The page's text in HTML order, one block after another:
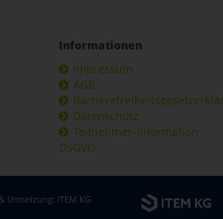
Informationen
Impressum
AGB
Datenschutz
Teilnehmer-Information
DSGVO
Umsetzung: ITEM KG